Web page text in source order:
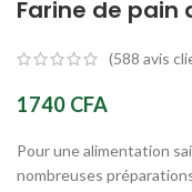
Farine de pain
(588 avis
1740 CFA
Pour une alimentation
nombreuses